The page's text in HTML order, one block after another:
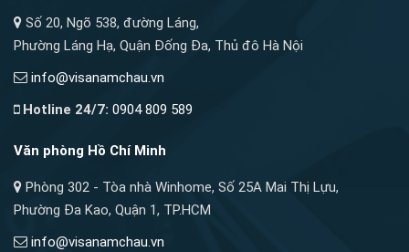
Số 20, Ngõ 538, đường Láng,
Phường Láng Hạ, Quận Đống Đa, Thủ đô Hà Nội
info@visanamchau.vn
Hotline 24/7: 0904 809 589
Văn phòng Hồ Chí Minh
Phòng 302 - Tòa nhà Winhome, Số 25A Mai Thị Lựu,
Phường Đa Kao, Quận 1, TP.HCM
info@visanamchau.vn